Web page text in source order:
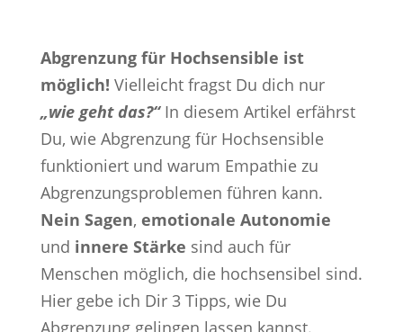
Abgrenzung für Hochsensible ist
möglich! Vielleicht fragst Du dich nur
„wie geht das?“In diesem Artikel erfährst
Du, wie Abgrenzung für Hochsensible
funktioniert und warum Empathie zu
Abgrenzungsproblemen führen kann.
Nein Sagen, emotionale Autonomie
und innere Stärke sind auch für
Menschen möglich, die hochsensibel sind.
Hier gebe ich Dir 3 Tipps, wie Du